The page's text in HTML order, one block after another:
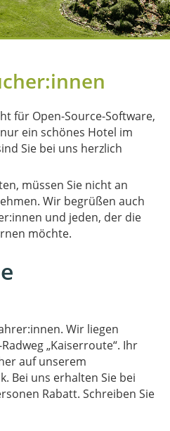
für Open-Source-Software,
ein schönes Hotel im
Sie bei uns herzlich
müssen Sie nicht an
Wir begrüßen auch
und jeden, der die
möchte.
Wir liegen
„Kaiserroute“. Ihr
auf unserem
Bei uns erhalten Sie bei
Rabatt. Schreiben Sie